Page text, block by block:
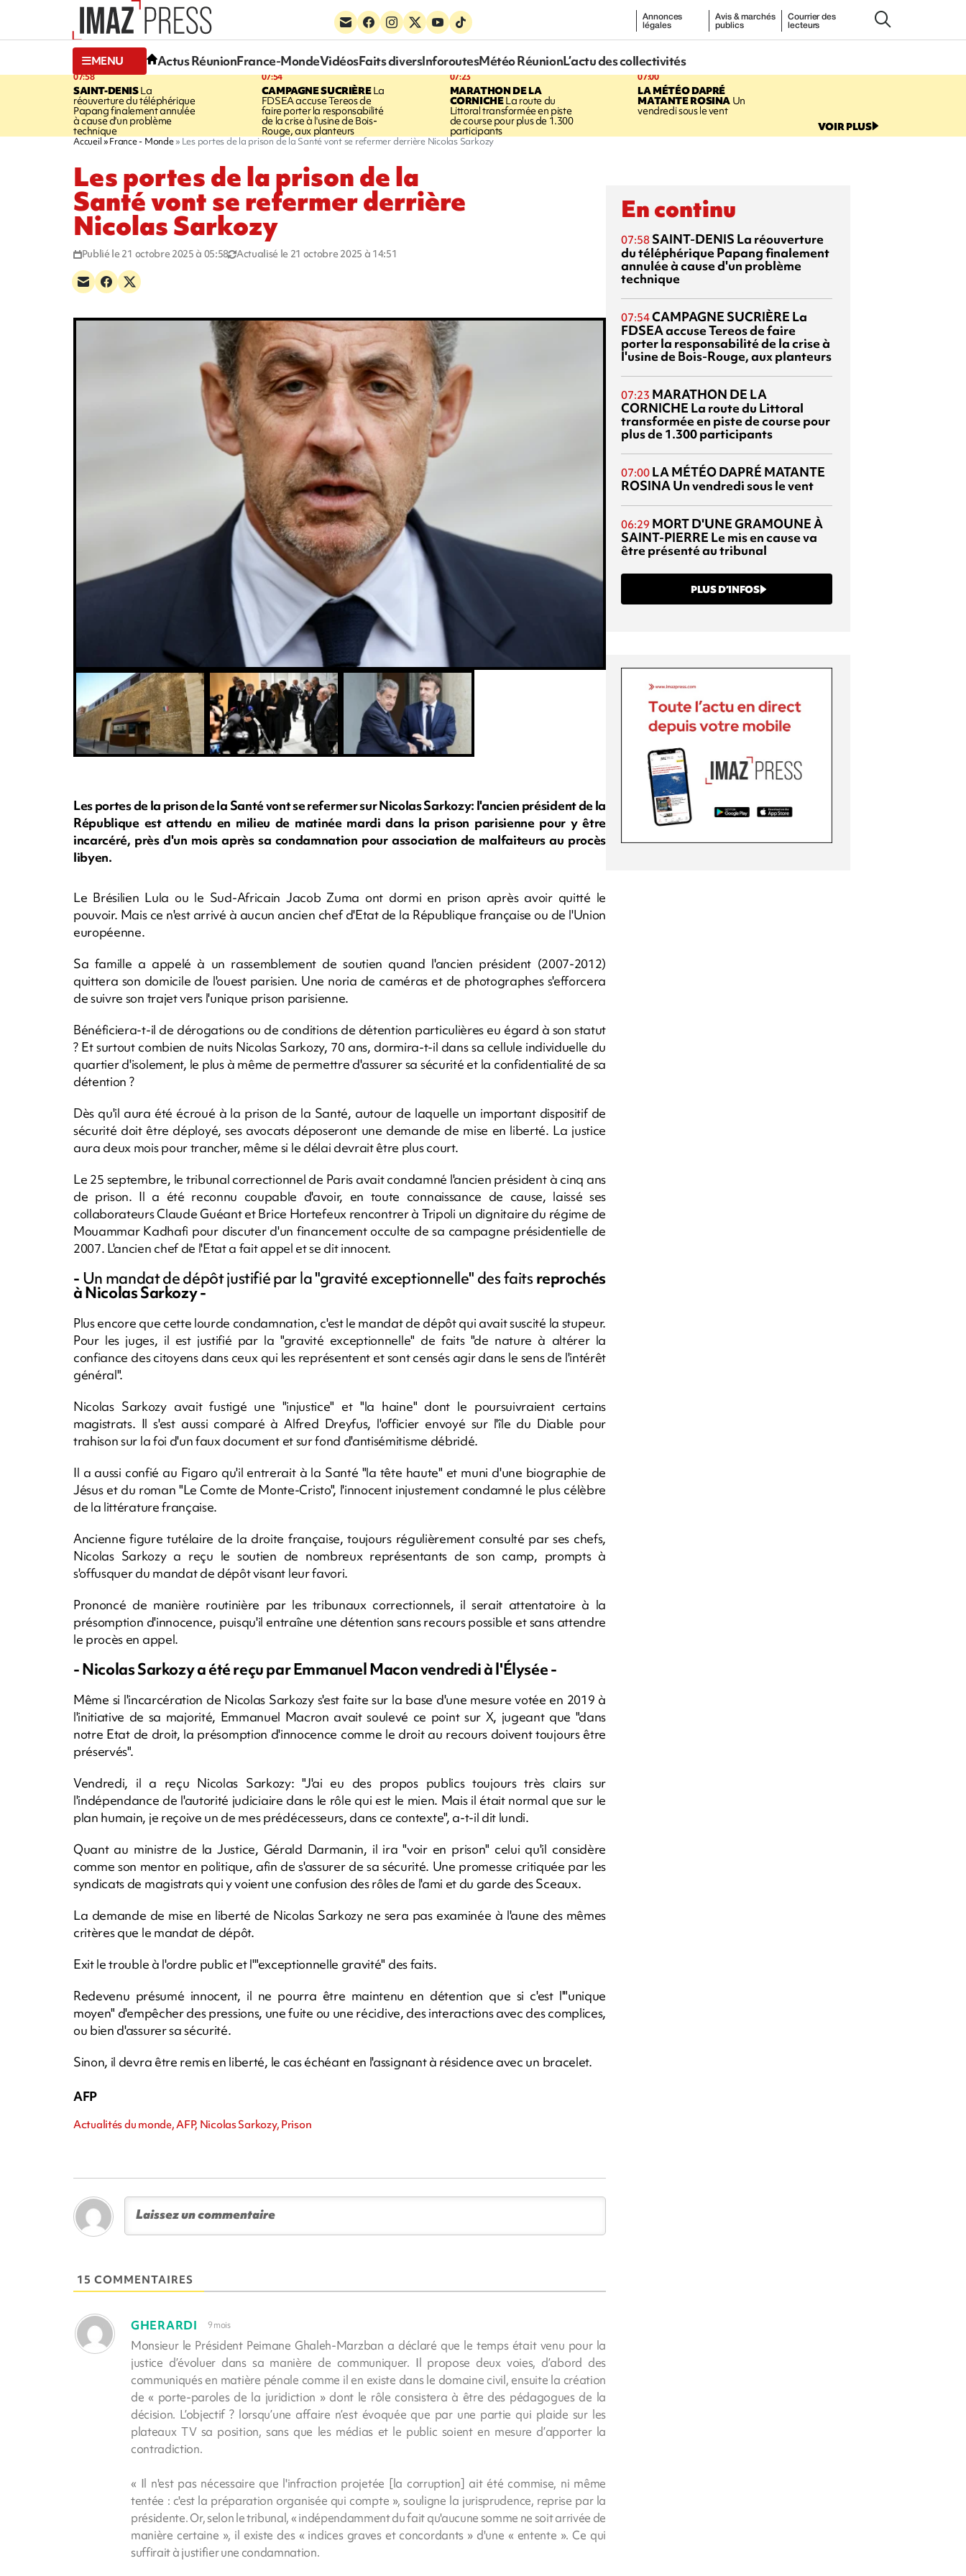
Annonces
légales
Avis & marchés
publics
Courrier des
lecteurs
MENU Actus RéunionFrance-MondeVidéosFaits diversInforoutesMétéo RéunionL’actu des collectivités
07:58
SAINT-DENISLa
réouverture du téléphérique
Papang finalement annulée
à cause d'un problème
technique
07:54
CAMPAGNE SUCRIÈRELa
FDSEA accuse Tereos de
faire porter la responsabilité
de la crise à l'usine de Bois-
Rouge, aux planteurs
07:23
MARATHON DE LA
CORNICHELa route du
Littoral transformée en piste
de course pour plus de 1.300
participants
07:00
LA MÉTÉO DAPRÉ
MATANTE ROSINAUn
vendredi sous le vent
VOIR PLUS
Accueil France - Monde Les portes de la prison de la Santé vont se refermer derrière Nicolas Sarkozy
Les portes de la prison de la
Santé vont se refermer derrière
Nicolas Sarkozy
Publié le 21 octobre 2025 à 05:58 Actualisé le 21 octobre 2025 à 14:51
Les portes de la prison de la Santé vont se refermer sur Nicolas Sarkozy: l'ancien président de la
République est attendu en milieu de matinée mardi dans la prison parisienne pour y être
incarcéré, près d'un mois après sa condamnation pour association de malfaiteurs au procès
libyen.
Le Brésilien Lula ou le Sud-Africain Jacob Zuma ont dormi en prison après avoir quitté le
pouvoir. Mais ce n'est arrivé à aucun ancien chef d'Etat de la République française ou de l'Union
européenne.
Sa famille a appelé à un rassemblement de soutien quand l'ancien président (2007-2012)
quittera son domicile de l'ouest parisien. Une noria de caméras et de photographes s'efforcera
de suivre son trajet vers l'unique prison parisienne.
Bénéficiera-t-il de dérogations ou de conditions de détention particulières eu égard à son statut
? Et surtout combien de nuits Nicolas Sarkozy, 70 ans, dormira-t-il dans sa cellule individuelle du
quartier d'isolement, le plus à même de permettre d'assurer sa sécurité et la confidentialité de sa
détention ?
Dès qu'il aura été écroué à la prison de la Santé, autour de laquelle un important dispositif de
sécurité doit être déployé, ses avocats déposeront une demande de mise en liberté. La justice
aura deux mois pour trancher, même si le délai devrait être plus court.
Le 25 septembre, le tribunal correctionnel de Paris avait condamné l'ancien président à cinq ans
de prison. Il a été reconnu coupable d'avoir, en toute connaissance de cause, laissé ses
collaborateurs Claude Guéant et Brice Hortefeux rencontrer à Tripoli un dignitaire du régime de
Mouammar Kadhafi pour discuter d'un financement occulte de sa campagne présidentielle de
2007. L'ancien chef de l'Etat a fait appel et se dit innocent.
- Un mandat de dépôt justifié par la "gravité exceptionnelle" des faitsreprochés
à Nicolas Sarkozy -
Plus encore que cette lourde condamnation, c'est le mandat de dépôt qui avait suscité la stupeur.
Pour les juges, il est justifié par la "gravité exceptionnelle" de faits "de nature à altérer la
confiance des citoyens dans ceux qui les représentent et sont censés agir dans le sens de l'intérêt
général".
Nicolas Sarkozy avait fustigé une "injustice" et "la haine" dont le poursuivraient certains
magistrats. Il s'est aussi comparé à Alfred Dreyfus, l'officier envoyé sur l'île du Diable pour
trahison sur la foi d'un faux document et sur fond d'antisémitisme débridé.
Il a aussi confié au Figaro qu'il entrerait à la Santé "la tête haute" et muni d'une biographie de
Jésus et du roman "Le Comte de Monte-Cristo", l'innocent injustement condamné le plus célèbre
de la littérature française.
Ancienne figure tutélaire de la droite française, toujours régulièrement consulté par ses chefs,
Nicolas Sarkozy a reçu le soutien de nombreux représentants de son camp, prompts à
s'offusquer du mandat de dépôt visant leur favori.
Prononcé de manière routinière par les tribunaux correctionnels, il serait attentatoire à la
présomption d'innocence, puisqu'il entraîne une détention sans recours possible et sans attendre
le procès en appel.
- Nicolas Sarkozy a été reçu par Emmanuel Macon vendredi à l'Élysée -
Même si l'incarcération de Nicolas Sarkozy s'est faite sur la base d'une mesure votée en 2019 à
l'initiative de sa majorité, Emmanuel Macron avait soulevé ce point sur X, jugeant que "dans
notre Etat de droit, la présomption d'innocence comme le droit au recours doivent toujours être
préservés".
Vendredi, il a reçu Nicolas Sarkozy: "J'ai eu des propos publics toujours très clairs sur
l'indépendance de l'autorité judiciaire dans le rôle qui est le mien. Mais il était normal que sur le
plan humain, je reçoive un de mes prédécesseurs, dans ce contexte", a-t-il dit lundi.
Quant au ministre de la Justice, Gérald Darmanin, il ira "voir en prison" celui qu'il considère
comme son mentor en politique, afin de s'assurer de sa sécurité. Une promesse critiquée par les
syndicats de magistrats qui y voient une confusion des rôles de l'ami et du garde des Sceaux.
La demande de mise en liberté de Nicolas Sarkozy ne sera pas examinée à l'aune des mêmes
critères que le mandat de dépôt.
Exit le trouble à l'ordre public et l'"exceptionnelle gravité" des faits.
Redevenu présumé innocent, il ne pourra être maintenu en détention que si c'est l'"unique
moyen" d'empêcher des pressions, une fuite ou une récidive, des interactions avec des complices,
ou bien d'assurer sa sécurité.
Sinon, il devra être remis en liberté, le cas échéant en l'assignant à résidence avec un bracelet.
AFP
Actualités du monde, AFP, Nicolas Sarkozy, Prison
15 COMMENTAIRES
GHERARDI 9 mois
Monsieur le Président Peimane Ghaleh-Marzban a déclaré que le temps était venu pour la
justice d’évoluer dans sa manière de communiquer. Il propose deux voies, d’abord des
communiqués en matière pénale comme il en existe dans le domaine civil, ensuite la création
de « porte-paroles de la juridiction » dont le rôle consistera à être des pédagogues de la
décision. L’objectif ? lorsqu’une affaire n’est évoquée que par une partie qui plaide sur les
plateaux TV sa position, sans que les médias et le public soient en mesure d’apporter la
contradiction.
« Il n'est pas nécessaire que l'infraction projetée [la corruption] ait été commise, ni même
tentée : c'est la préparation organisée qui compte », souligne la jurisprudence, reprise par la
présidente. Or, selon le tribunal, « indépendamment du fait qu'aucune somme ne soit arrivée de
manière certaine », il existe des « indices graves et concordants » d'une « entente ». Ce qui
suffirait à justifier une condamnation.
En continu
07:58 SAINT-DENIS La réouverture
du téléphérique Papang finalement
annulée à cause d'un problème
technique
07:54CAMPAGNE SUCRIÈRE La
FDSEA accuse Tereos de faire
porter la responsabilité de la crise à
l'usine de Bois-Rouge, aux planteurs
07:23 MARATHON DE LA
CORNICHE La route du Littoral
transformée en piste de course pour
plus de 1.300 participants
07:00 LA MÉTÉO DAPRÉ MATANTE
ROSINAUn vendredi sous le vent
06:29 MORT D'UNE GRAMOUNE À
SAINT-PIERRE Le mis en cause va
être présenté au tribunal
PLUS D’INFOS